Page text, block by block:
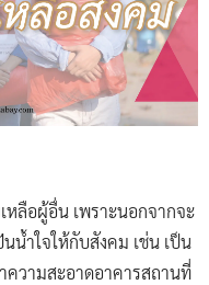
หลือผู้อื่น เพราะนอกจากจะ
น้ำใจให้กับสังคม เช่น เป็น
วามสะอาดอาคารสถานที่